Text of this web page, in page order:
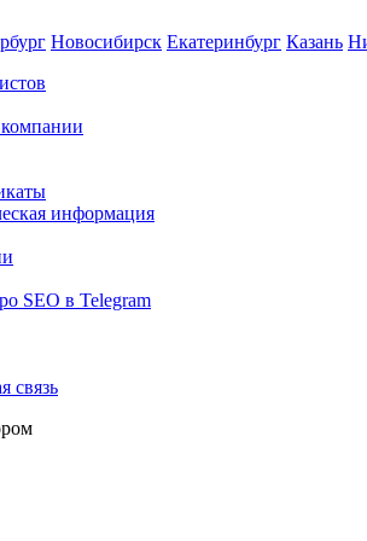
Новосибирск Екатеринбург Казань
информация
SEO в Telegram
связь